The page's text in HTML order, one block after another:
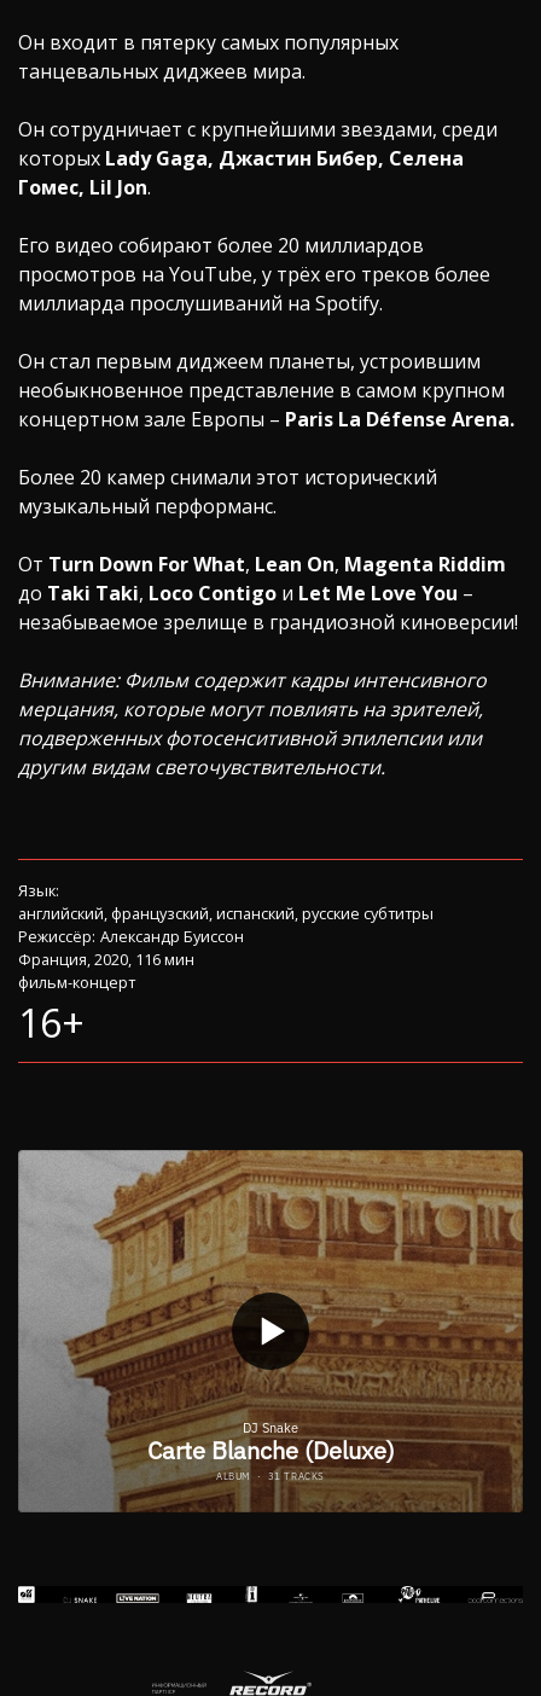
Он входит в пятерку самых популярных
танцевальных диджеев мира.
Он сотрудничает с крупнейшими звездами, среди
которых Lady Gaga, Джастин Бибер, Селена
Гомес, Lil Jon.
Его видео собирают более 20 миллиардов
просмотров на YouTube, у трёх его треков более
миллиарда прослушиваний на Spotify.
Он стал первым диджеем планеты, устроившим
необыкновенное представление в самом крупном
концертном зале Европы – Paris La Défense Arena.
Более 20 камер снимали этот исторический
музыкальный перформанс.
От Turn Down For What, Lean On, Magenta Riddim
до Taki Taki, Loco Contigo и Let Me Love You –
незабываемое зрелище в грандиозной киноверсии!
Внимание: Фильм содержит кадры интенсивного
мерцания, которые могут повлиять на зрителей,
подверженных фотосенситивной эпилепсии или
другим видам светочувствительности.
Язык:
английский, французский, испанский, русские субтитры
Режиссёр: Александр Буиссон
Франция, 2020, 116 мин
фильм-концерт
16+